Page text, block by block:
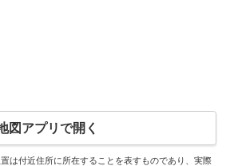
図アプリで開く
は付近住所に所在することを表すものであり、実際